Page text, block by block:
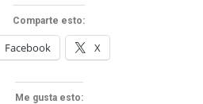
Comparte esto:
Facebook X
Me gusta esto: